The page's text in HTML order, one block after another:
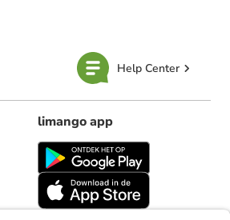
Help Center
limango app